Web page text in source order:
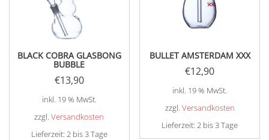
BLACK COBRA GLASBONG
BUBBLE
€13,90
inkl. 19 % MwSt.
zzgl.Versandkosten
Lieferzeit: 2 bis 3 Tage
BULLET AMSTERDAM XXX
€12,90
inkl. 19 % MwSt.
zzgl. Versandkosten
Lieferzeit:2 bis 3 Tage